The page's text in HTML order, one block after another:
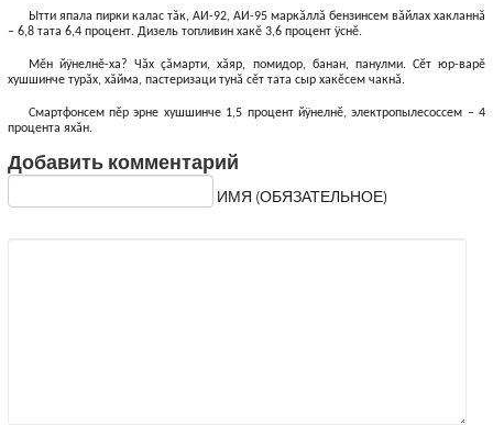
Ытти япала пирки калас тăк, АИ-92, АИ-95 маркăллă бензинсем вăйлах хакланнă
– 6,8 тата 6,4 процент. Дизель топливин хакĕ 3,6 процент ÿснĕ.
Мĕн йÿнелнĕ-ха? Чăх çăмарти, хăяр, помидор, банан, панулми. Сĕт юр-варĕ
хушшинче турăх, хăйма, пастеризаци тунă сĕт тата сыр хакĕсем чакнă.
Смартфонсем пĕр эрне хушшинче 1,5 процент йÿнелнĕ, электропылесоссем – 4
процента яхăн.
Добавить комментарий
ИМЯ (ОБЯЗАТЕЛЬНОЕ)